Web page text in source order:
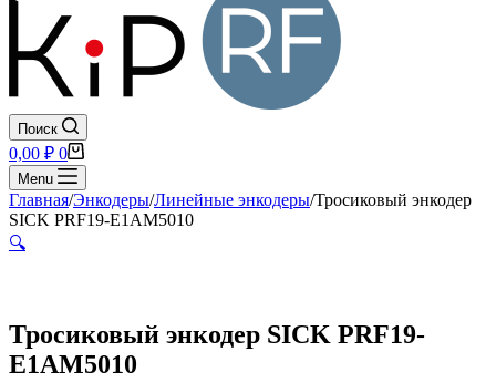
Поиск
Корзина
0,00 ₽ 0
Menu
Главная/Энкодеры/Линейные энкодеры/Тросиковый энкодер
SICK PRF19-E1AM5010
🔍
Тросиковый энкодер SICK PRF19-
E1AM5010